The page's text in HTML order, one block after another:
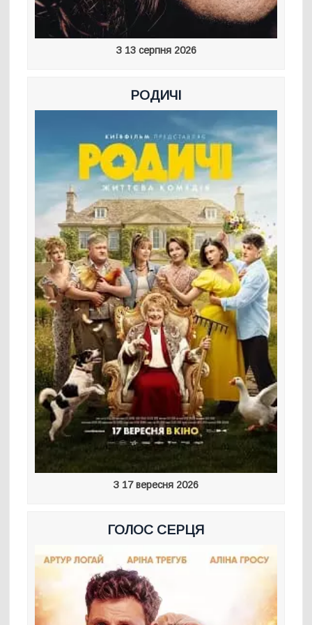
З 13 серпня 2026
РОДИЧІ
З 17 вересня 2026
ГОЛОС СЕРЦЯ